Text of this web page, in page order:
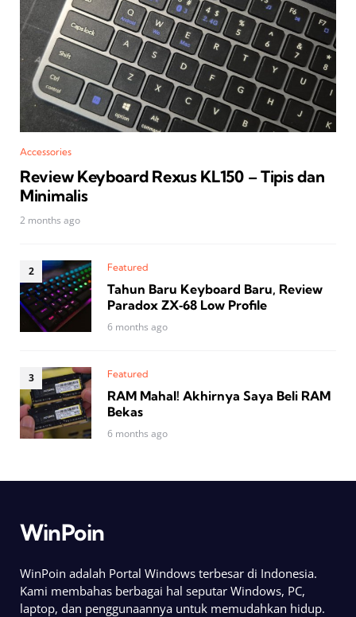
Accessories
Review Keyboard Rexus KL150 – Tipis dan
Minimalis
2 months ago
Featured
Tahun Baru Keyboard Baru, Review
Paradox ZX‑68 Low Profile
6 months ago
Featured
RAM Mahal! Akhirnya Saya Beli RAM
Bekas
6 months ago
WinPoin
WinPoin adalah Portal Windows terbesar di Indonesia.
Kami membahas berbagai hal seputar Windows, PC,
laptop, dan penggunaannya untuk memudahkan hidup.